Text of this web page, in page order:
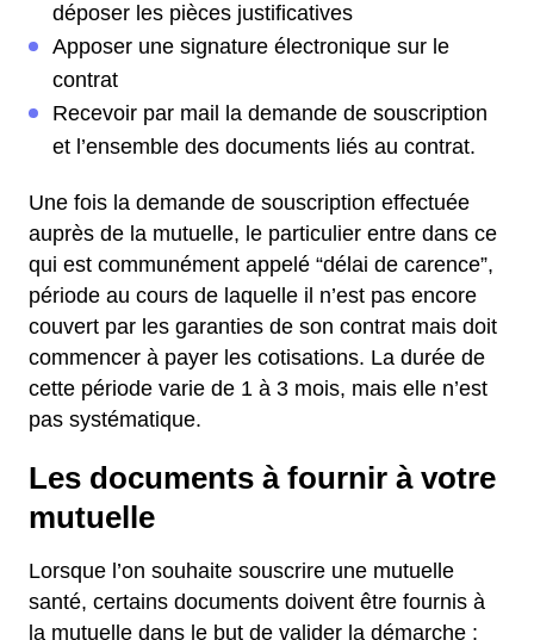
déposer les pièces justificatives
Apposer une signature électronique sur le
contrat
Recevoir par mail la demande de souscription
et l’ensemble des documents liés au contrat.
Une fois la demande de souscription effectuée
auprès de la mutuelle, le particulier entre dans ce
qui est communément appelé “délai de carence”,
période au cours de laquelle il n’est pas encore
couvert par les garanties de son contrat mais doit
commencer à payer les cotisations. La durée de
cette période varie de 1 à 3 mois, mais elle n’est
pas systématique.
Les documents à fournir à votre
mutuelle
Lorsque l’on souhaite souscrire une mutuelle
santé, certains documents doivent être fournis à
la mutuelle dans le but de valider la démarche :